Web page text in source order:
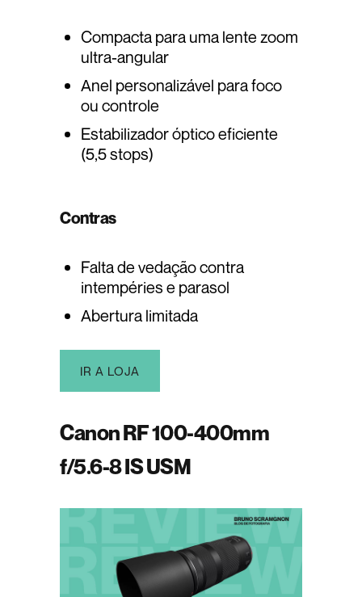
Compacta para uma lente zoom
ultra-angular
Anel personalizável para foco
ou controle
Estabilizador óptico eficiente
(5,5 stops)
Contras
Falta de vedação contra
intempéries e parasol
Abertura limitada
IR A LOJA
Canon RF 100-400mm
f/5.6-8 IS USM